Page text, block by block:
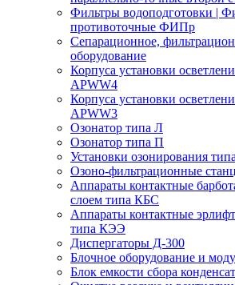
Фильтры водоподготовки |
противоточные ФИПр
Сепарационное,
оборудование
Корпуса установки
APWW4
Корпуса установки
APWW3
Озонатор типа Л
Озонатор типа П
Установки озонирования
Озоно-фильтрационные
Аппараты контактные
слоем типа КБС
Аппараты контактные
типа КЭЭ
Диспергаторы Д-300
Блочное оборудование и
Блок емкости сбора